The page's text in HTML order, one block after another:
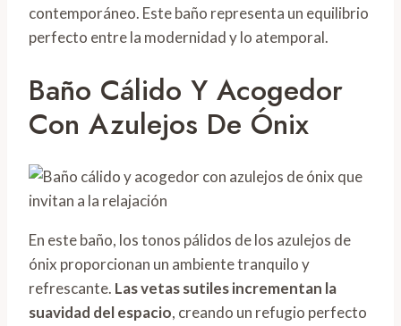
contemporáneo. Este baño representa un equilibrio
perfecto entre la modernidad y lo atemporal.
Baño Cálido Y Acogedor
Con Azulejos De Ónix
En este baño, los tonos pálidos de los azulejos de
ónix proporcionan un ambiente tranquilo y
refrescante. Las vetas sutiles incrementan la
suavidad del espacio, creando un refugio perfecto